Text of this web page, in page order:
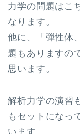
力学の問題はこ
なります。
他に、「弾性体
題もありますの
思います。
解析力学の演習
もセットになっ
います。